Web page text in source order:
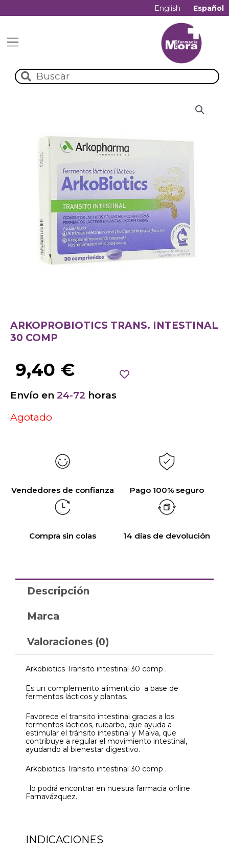
English Español
ARKOPROBIOTICS TRANS. INTESTINAL
30 COMP
9,40 €
Envío en 24-72 horas
Agotado
Vendedores de confianza Pago 100% seguro
Compra sin colas 14 días de devolución
Descripción
Marca
Valoraciones (0)
Arkobiotics Transito intestinal 30 comp .
Es un complemento alimenticio a base de
fermentos lácticos y plantas.
Favorece el transito intestinal gracias a los
fermentos lácticos, ruibarbo, que ayuda a
estimular el tránsito intestinal y Malva, que
contribuye a regular el movimiento intestinal,
ayudando al bienestar digestivo.
Arkobiotics Transito intestinal 30 comp .
lo podrá encontrar en nuestra farmacia online
Farnavázquez.
INDICACIONES